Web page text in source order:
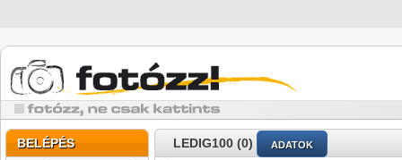
BELÉPÉS LEDIG100 (0) ADATOK